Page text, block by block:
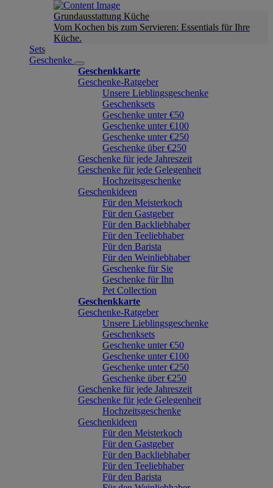
Grundausstattung Küche
Vom Kochen bis zum Servieren: Essentials für Ihre
Küche.
Sets
Geschenke
Geschenkkarte
Geschenke-Ratgeber
Unsere Lieblingsgeschenke
Geschenksets
Geschenke unter €50
Geschenke unter €100
Geschenke unter €250
Geschenke über €250
Geschenke für jede Jahreszeit
Geschenke für jede Gelegenheit
Hochzeitsgeschenke
Geschenkideen
Für den Meisterkoch
Für den Gastgeber
Für den Backliebhaber
Für den Teeliebhaber
Für den Barista
Für den Weinliebhaber
Geschenke für Sie
Geschenke für Ihn
Pet Collection
Geschenkkarte
Geschenke-Ratgeber
Unsere Lieblingsgeschenke
Geschenksets
Geschenke unter €50
Geschenke unter €100
Geschenke unter €250
Geschenke über €250
Geschenke für jede Jahreszeit
Geschenke für jede Gelegenheit
Hochzeitsgeschenke
Geschenkideen
Für den Meisterkoch
Für den Gastgeber
Für den Backliebhaber
Für den Teeliebhaber
Für den Barista